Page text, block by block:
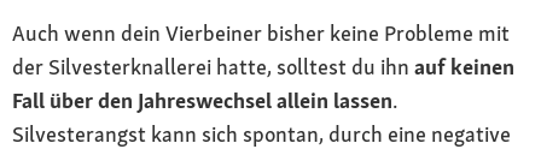
Auch wenn dein Vierbeiner bisher keine Probleme mit
der Silvesterknallerei hatte, solltest du ihn auf keinen
Fall über den Jahreswechsel allein lassen.
Silvesterangst kann sich spontan, durch eine negative